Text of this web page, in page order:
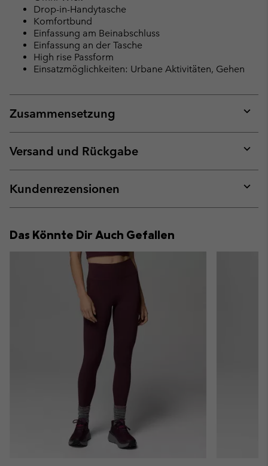
Drop-in-Handytasche
Komfortbund
Einfassung am Beinabschluss
Einfassung an der Tasche
High rise Passform
Einsatzmöglichkeiten: Urbane Aktivitäten, Gehen
Zusammensetzung
or
Versand und Rückgabe
or
Kundenrezensionen
or
Das Könnte Dir Auch Gefallen